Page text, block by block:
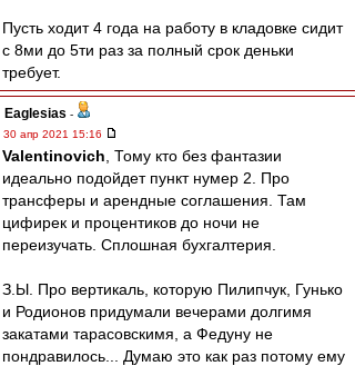
Пусть ходит 4 года на работу в кладовке сидит
с 8ми до 5ти раз за полный срок деньки
требует.
Eaglesias -
30 апр 2021 15:16
Valentinovich , Тому кто без фантазии
идеально подойдет пункт нумер 2. Про
трансферы и арендные соглашения. Там
цифирек и процентиков до ночи не
переизучать. Сплошная бухгалтерия.
З.Ы. Про вертикаль, которую Пилипчук, Гунько
и Родионов придумали вечерами долгимя
закатами тарасовскимя, а Федуну не
пондравилось... Думаю это как раз потому ему